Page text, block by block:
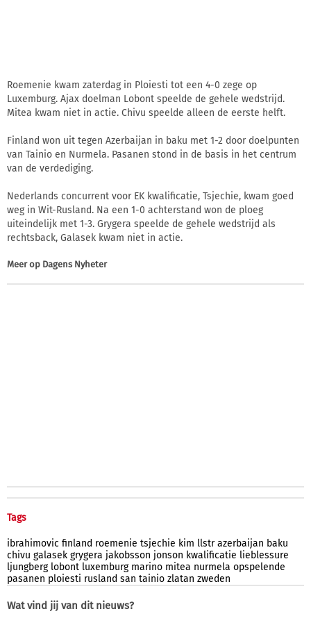
Roemenie kwam zaterdag in Ploiesti tot een 4-0 zege op
Luxemburg. Ajax doelman Lobont speelde de gehele wedstrijd.
Mitea kwam niet in actie. Chivu speelde alleen de eerste helft.
Finland won uit tegen Azerbaijan in baku met 1-2 door doelpunten
van Tainio en Nurmela. Pasanen stond in de basis in het centrum
van de verdediging.
Nederlands concurrent voor EK kwalificatie, Tsjechie, kwam goed
weg in Wit-Rusland. Na een 1-0 achterstand won de ploeg
uiteindelijk met 1-3. Grygera speelde de gehele wedstrijd als
rechtsback, Galasek kwam niet in actie.
Meer op Dagens Nyheter
Tags
ibrahimovic finland roemenie tsjechie kim llstr azerbaijan baku
chivu galasek grygera jakobsson jonson kwalificatie lieblessure
ljungberg lobont luxemburg marino mitea nurmela opspelende
pasanen ploiesti rusland san tainio zlatan zweden
Wat vind jij van dit nieuws?